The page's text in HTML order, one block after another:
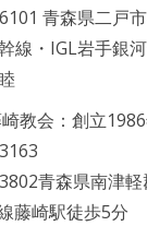
青森県二戸
・IGL岩手銀
教会：創立
青森県南津軽
藤崎駅徒歩5分